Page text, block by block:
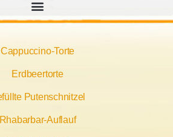
Cappuccino-Torte
Erdbeertorte
Putenschnitzel
Rhabarbar-Auflauf